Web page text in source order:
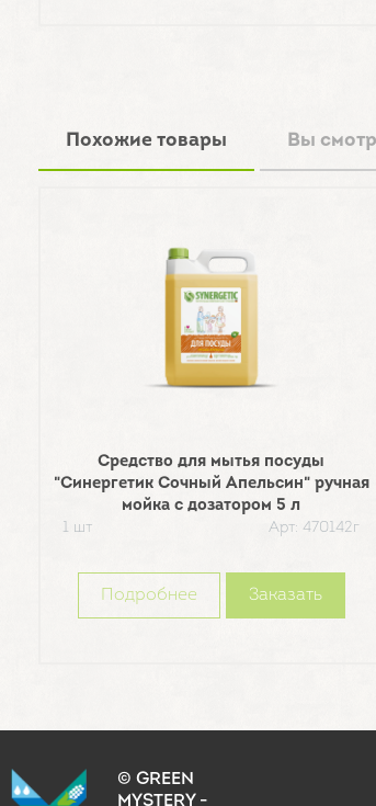
Похожие товары Вы
Средство для мытья посуды
"Синергетик Сочный Апельсин" ручная
мойка с дозатором 5 л
1 шт
Арт: 470142г
Подробнее Заказать
© GREEN
MYSTERY -